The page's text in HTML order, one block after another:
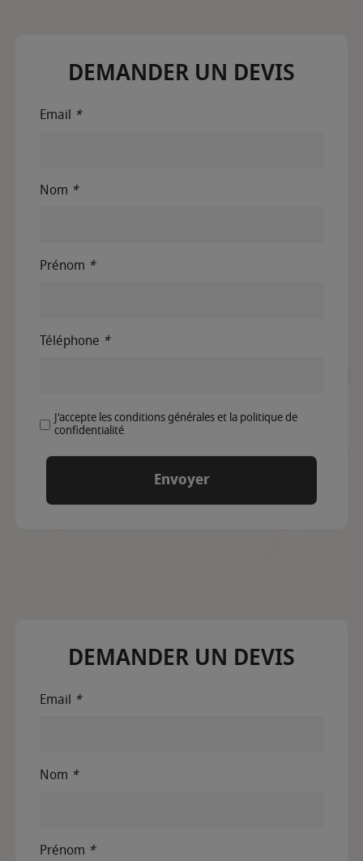
DEMANDER UN DEVIS
Email *
Nom *
Prénom *
Téléphone *
J'accepte les conditions générales et la politique de
confidentialité
DEMANDER UN DEVIS
Email *
Nom *
Prénom *